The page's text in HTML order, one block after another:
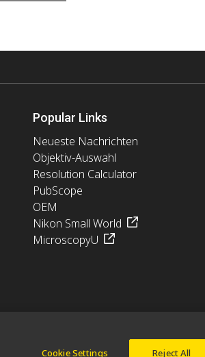
Popular Links
Neueste Nachrichten
Objektiv-Auswahl
Resolution Calculator
PubScope
OEM
Nikon Small World
MicroscopyU
Cookie Settings Reject All